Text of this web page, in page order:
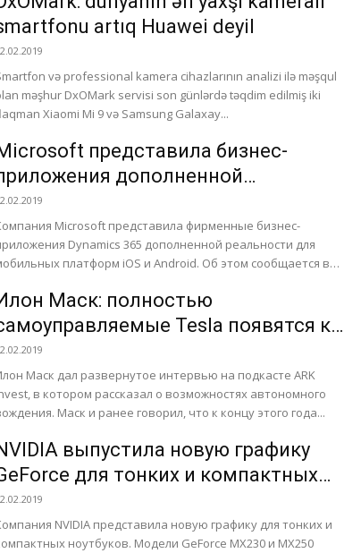
artıq Huawei deyil
və professional kamera cihazlarının analizi ilə məşqul
məşhur DxOMark servisi son günlərdə təqdim edilmiş iki
Xiaomi Mi 9 və Samsung Galaxay...
представила бизнес-
дополненной
для iOS и Android
Microsoft представила фирменные бизнес-
Dynamics 365 дополненной реальности для
платформ iOS и Android. Об этом сообщается в
Маск: полностью
Tesla появятся к
2020 году
Маск дал развернутое интервью на подкасте ARK
в котором рассказал о возможностях автономного
вождения. Маск и ранее говорил, что к концу этого года...
выпустила новую графику
для тонких и компактных
NVIDIA представила новую графику для тонких и
ноутбуков. Модели GeForce MX230 и MX250